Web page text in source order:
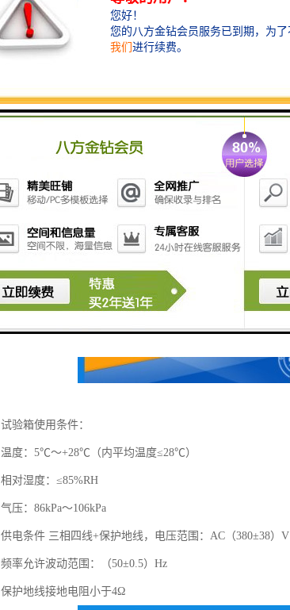
试验箱使用条件：
温度：5℃～+28℃（内平均温度≤28℃）
相对湿度：≤85%RH
气压：86kPa～106kPa
供电条件 三相四线+保护地线，电压范围：AC（380±38）V
频率允许波动范围：（50±0.5）Hz
保护地线接地电阻小于4Ω